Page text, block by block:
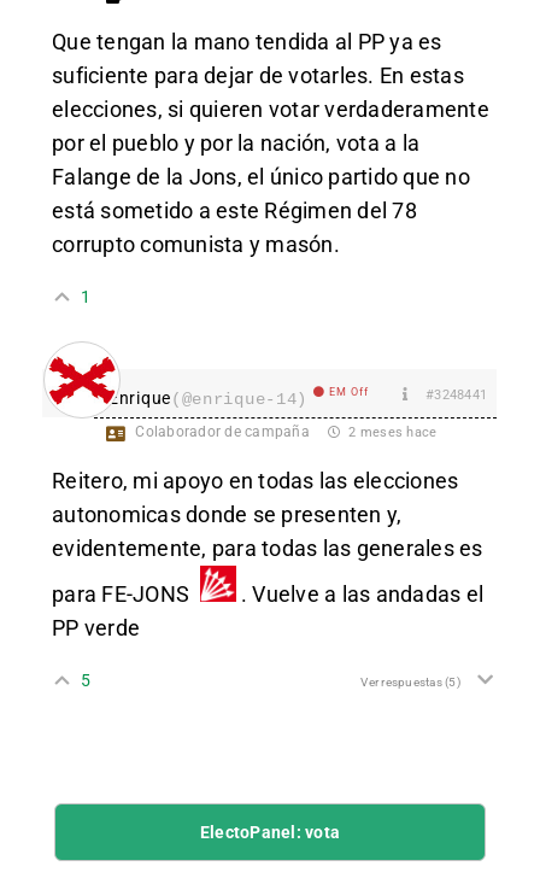
Que tengan la mano tendida al PP ya es
suficiente para dejar de votarles. En estas
elecciones, si quieren votar verdaderamente
por el pueblo y por la nación, vota a la
Falange de la Jons, el único partido que no
está sometido a este Régimen del 78
corrupto comunista y masón.
1
Enrique(@enrique-14) EM Off #3248441
Colaborador de campaña 2 meses hace
Reitero, mi apoyo en todas las elecciones
autonomicas donde se presenten y,
evidentemente, para todas las generales es
para FE-JONS
. Vuelve a las andadas el
PP verde
5 Ver respuestas(5)
ElectoPanel: vota